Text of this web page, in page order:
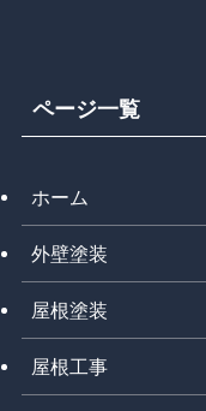
ページ一覧
ホーム
外壁塗装
屋根塗装
屋根工事